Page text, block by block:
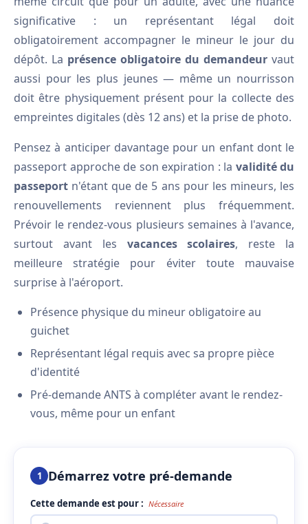
significative : un représentant légal doit
obligatoirement accompagner le mineur le jour du
dépôt. La présence obligatoire du demandeur vaut
aussi pour les plus jeunes — même un nourrisson
doit être physiquement présent pour la collecte des
empreintes digitales (dès 12 ans) et la prise de photo.
Pensez à anticiper davantage pour un enfant dont le
passeport approche de son expiration : la validité du
passeport n'étant que de 5 ans pour les mineurs, les
renouvellements reviennent plus fréquemment.
Prévoir le rendez-vous plusieurs semaines à l'avance,
surtout avant les vacances scolaires, reste la
meilleure stratégie pour éviter toute mauvaise
surprise à l'aéroport.
Présence physique du mineur obligatoire au
guichet
Représentant légal requis avec sa propre pièce
d'identité
Pré-demande ANTS à compléter avant le rendez-
vous, même pour un enfant
1 Démarrez votre pré-demande
Cette demande est pour : Nécessaire